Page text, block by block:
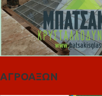
ΑΓΡΟΑΞΩΝ